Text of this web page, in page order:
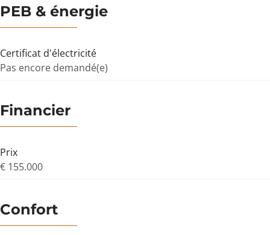
PEB & énergie
Certificat d'électricité
Pas encore demandé(e)
Financier
Prix
€ 155.000
Confort